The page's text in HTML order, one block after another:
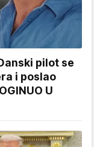
pilot se
i poslao
U